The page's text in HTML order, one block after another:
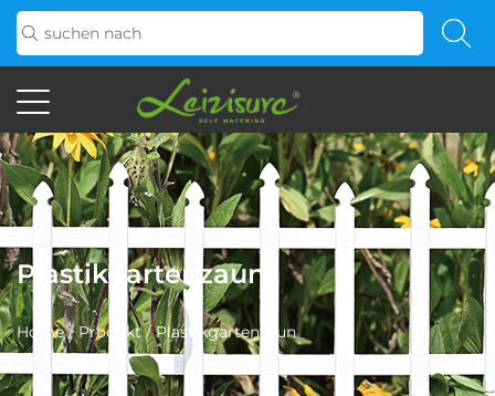
Plastikgartenzaun
Home/Produkt/Plastikgartenzaun